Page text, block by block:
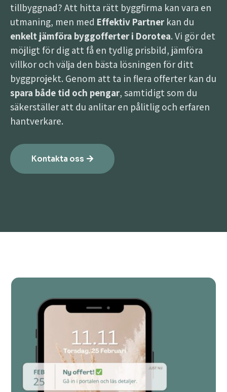
tillbyggnad? Att hitta rätt byggfirma kan vara en
utmaning, men med Effektiv Partner kan du
enkelt jämföra byggofferter i Dorotea. Vi gör det
möjligt för dig att få en tydlig prisbild, jämföra
villkor och välja den bästa lösningen för ditt
byggprojekt. Genom att ta in flera offerter kan du
spara både tid och pengar, samtidigt som du
säkerställer att du anlitar en pålitlig och erfaren
hantverkare.
Kontakta oss